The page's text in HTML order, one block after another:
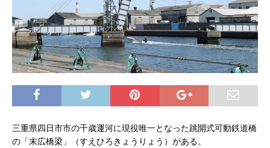
三重県四日市市の千歳運河に現役唯一となった跳開式可動鉄道橋
の「末広橋梁」（すえひろきょうりょう）がある。